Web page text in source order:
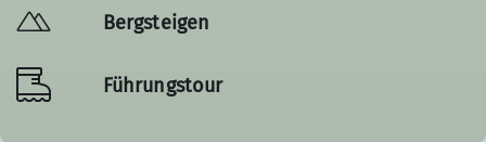
Bergsteigen
Führungstour